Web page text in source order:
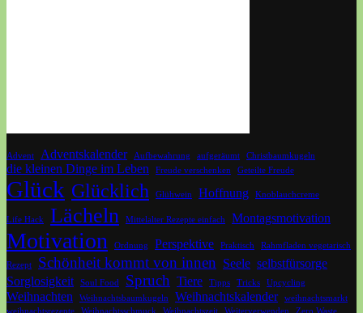
Advent Adventskalender Aufbewahrung aufgeräumt Christbaumkugeln
die kleinen Dinge im Leben Freude verschenken Geteilte Freude
Glück Glücklich Glühwein Hoffnung Knoblauchcreme
Life Hack Lächeln Mittelalter Rezepte einfach Montagsmotivation
Motivation Ordnung Perspektive Praktisch Rahmfladen vegetarisch
Rezept Schönheit kommt von innen Seele selbstfürsorge
Sorglosigkeit
Soul Food Spruch Tiere Tipps Tricks Upcycling
Weihnachten Weihnachtsbaumkugeln Weihnachtskalender
weihnachtsmarkt
weihnachtsrezepte
Weihnachtsschmuck Weihnachtszeit Weiterverwenden Zero Waste